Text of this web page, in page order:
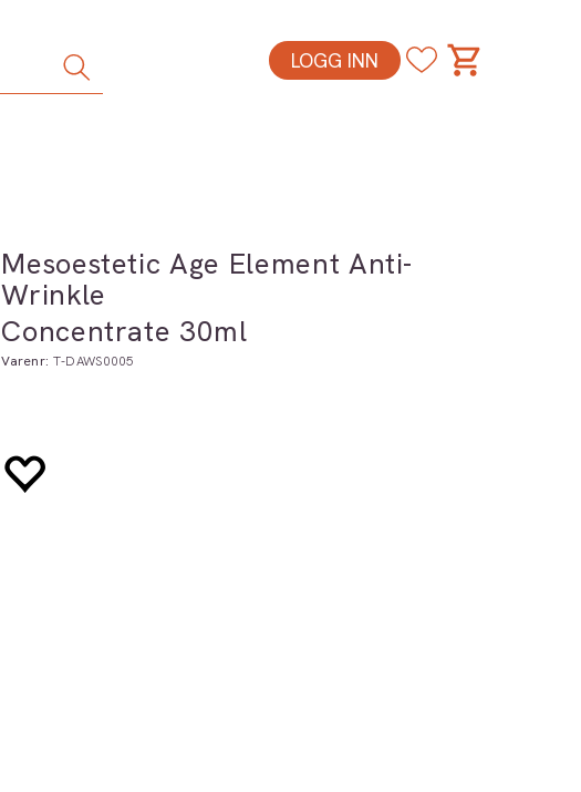
LOGG INN
Mesoestetic Age Element Anti-
Wrinkle
Concentrate 30ml
Varenr: T-DAWS0005